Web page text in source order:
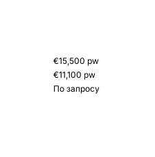
€15,500 pw
€11,100 pw
По запросу